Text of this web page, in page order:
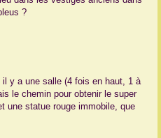
?
y a une salle (4 fois en haut, 1 à
le chemin pour obtenir le super
une statue rouge immobile, que